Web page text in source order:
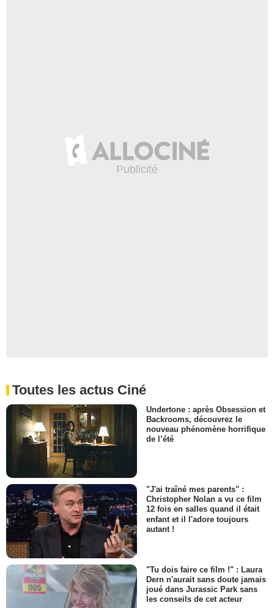
Toutes les actus Ciné
Undertone : après Obsession et
Backrooms, découvrez le
nouveau phénomène horrifique
de l’été
"J'ai traîné mes parents" :
Christopher Nolan a vu ce film
12 fois en salles quand il était
enfant et il l'adore toujours
autant !
"Tu dois faire ce film !" : Laura
Dern n'aurait sans doute jamais
joué dans Jurassic Park sans
les conseils de cet acteur